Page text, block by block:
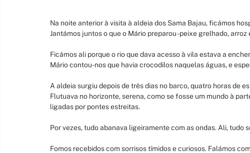
Na noite anterior à visita à aldeia dos Sama Bajau, ficámos
Jantámos juntos o que o Mário preparou - peixe grelhado,
Ficámos ali porque o rio que dava acesso à vila estava a
Mário contou-nos que havia crocodilos naquelas águas, e
A aldeia surgiu depois de três dias no barco, quatro horas de
Flutuava no horizonte, serena, como se fosse um mundo à
ligadas por pontes estreitas.
Por vezes, tudo abanava ligeiramente com as ondas. Ali, tudo
Fomos recebidos com sorrisos tímidos e curiosos. Falámos